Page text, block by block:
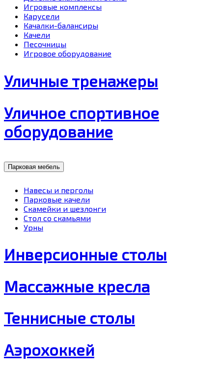
Игровые комплексы
Карусели
Качалки-балансиры
Качели
Песочницы
Игровое оборудование
Уличные тренажеры
Уличное спортивное
оборудование
Парковая мебель
Навесы и перголы
Парковые качели
Скамейки и шезлонги
Стол со скамьями
Урны
Инверсионные столы
Массажные кресла
Теннисные столы
Аэрохоккей